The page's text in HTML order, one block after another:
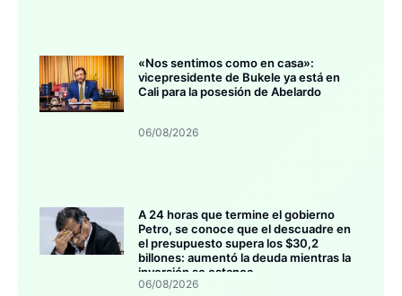
«Nos sentimos como en casa»:
vicepresidente de Bukele ya está en
Cali para la posesión de Abelardo
06/08/2026
A 24 horas que termine el gobierno
Petro, se conoce que el descuadre en
el presupuesto supera los $30,2
billones: aumentó la deuda mientras la
inversión se estanca
06/08/2026